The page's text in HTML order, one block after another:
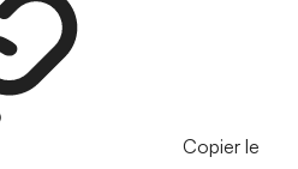
Copier le